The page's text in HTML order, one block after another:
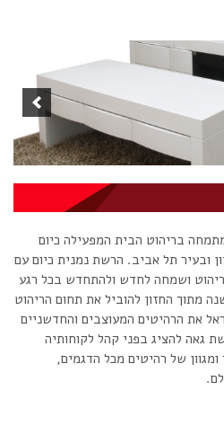
בריהוט הבית המפעילה כיום
ובעיר תל אביב. הרשת נמנית כיום עם
ושמחה לחדש ולהתחדש בכל רגע
מתוך החזון להוביל את תחום הריהוט
את הרהיטים המעוצבים והחדשניים
גאה להציג בפני קהל לקוחותיה
של רהיטים מכל הדגמים,